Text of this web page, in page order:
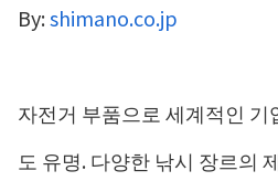
By:shimano.co.jp
자전거 부품으로 세계적인
도 유명. 다양한 낚시 장르의